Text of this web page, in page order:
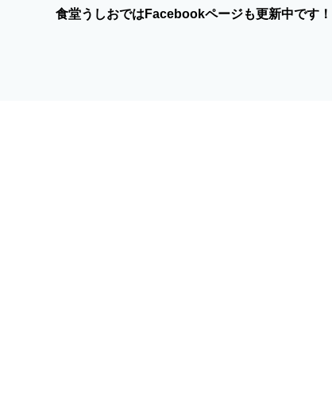
食堂うしおではFacebookページも更新中です！